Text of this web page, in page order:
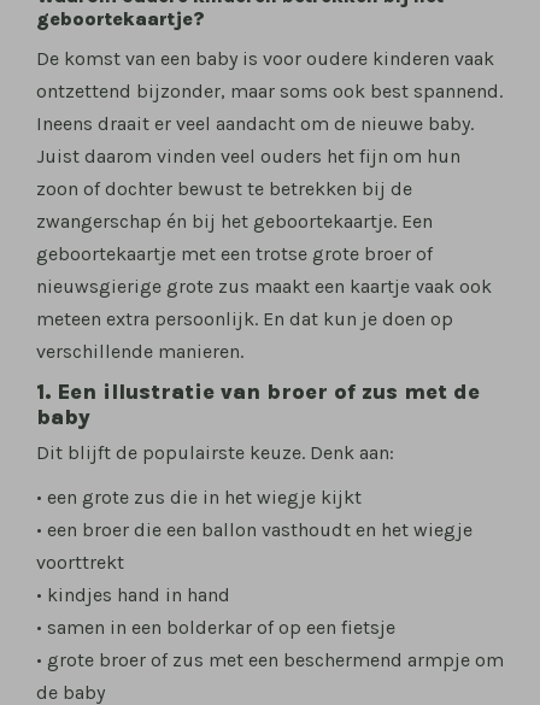
geboortekaartje?
De komst van een baby is voor oudere kinderen vaak
ontzettend bijzonder, maar soms ook best spannend.
Ineens draait er veel aandacht om de nieuwe baby.
Juist daarom vinden veel ouders het fijn om hun
zoon of dochter bewust te betrekken bij de
zwangerschap én bij het geboortekaartje. Een
geboortekaartje met een trotse grote broer of
nieuwsgierige grote zus maakt een kaartje vaak ook
meteen extra persoonlijk. En dat kun je doen op
verschillende manieren.
1. Een illustratie van broer of zus met de
baby
Dit blijft de populairste keuze. Denk aan:
• een grote zus die in het wiegje kijkt
• een broer die een ballon vasthoudt en het wiegje
voorttrekt
• kindjes hand in hand
• samen in een bolderkar of op een fietsje
• grote broer of zus met een beschermend armpje om
de baby